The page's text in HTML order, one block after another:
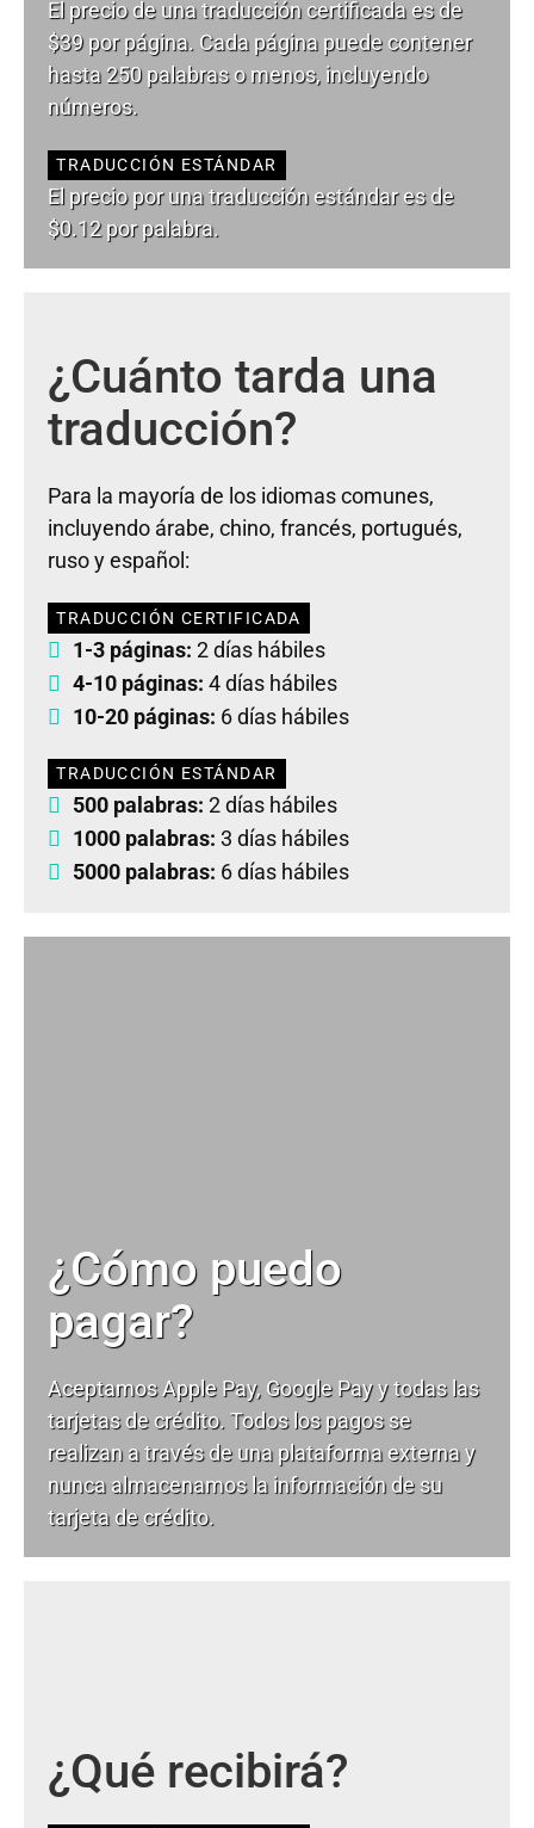
El precio de una traducción certificada es de
$39 por página. Cada página puede contener
hasta 250 palabras o menos, incluyendo
números.
TRADUCCIÓN ESTÁNDAR
El precio por una traducción estándar es de
$0.12 por palabra.
¿Cuánto tarda una
traducción?
Para la mayoría de los idiomas comunes,
incluyendo árabe, chino, francés, portugués,
ruso y español:
TRADUCCIÓN CERTIFICADA
1-3 páginas: 2 días hábiles
4-10 páginas: 4 días hábiles
10-20 páginas: 6 días hábiles
TRADUCCIÓN ESTÁNDAR
500 palabras: 2 días hábiles
1000 palabras: 3 días hábiles
5000 palabras: 6 días hábiles
¿Cómo puedo
pagar?
Aceptamos Apple Pay, Google Pay y todas las
tarjetas de crédito. Todos los pagos se
realizan a través de una plataforma externa y
nunca almacenamos la información de su
tarjeta de crédito.
¿Qué recibirá?